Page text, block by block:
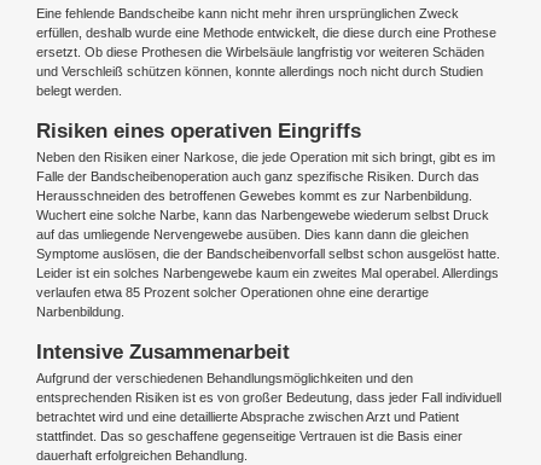
Eine fehlende Bandscheibe kann nicht mehr ihren ursprünglichen Zweck
erfüllen, deshalb wurde eine Methode entwickelt, die diese durch eine Prothese
ersetzt. Ob diese Prothesen die Wirbelsäule langfristig vor weiteren Schäden
und Verschleiß schützen können, konnte allerdings noch nicht durch Studien
belegt werden.
Risiken eines operativen Eingriffs
Neben den Risiken einer Narkose, die jede Operation mit sich bringt, gibt es im
Falle der Bandscheibenoperation auch ganz spezifische Risiken. Durch das
Herausschneiden des betroffenen Gewebes kommt es zur Narbenbildung.
Wuchert eine solche Narbe, kann das Narbengewebe wiederum selbst Druck
auf das umliegende Nervengewebe ausüben. Dies kann dann die gleichen
Symptome auslösen, die der Bandscheibenvorfall selbst schon ausgelöst hatte.
Leider ist ein solches Narbengewebe kaum ein zweites Mal operabel. Allerdings
verlaufen etwa 85 Prozent solcher Operationen ohne eine derartige
Narbenbildung.
Intensive Zusammenarbeit
Aufgrund der verschiedenen Behandlungsmöglichkeiten und den
entsprechenden Risiken ist es von großer Bedeutung, dass jeder Fall individuell
betrachtet wird und eine detaillierte Absprache zwischen Arzt und Patient
stattfindet. Das so geschaffene gegenseitige Vertrauen ist die Basis einer
dauerhaft erfolgreichen Behandlung.